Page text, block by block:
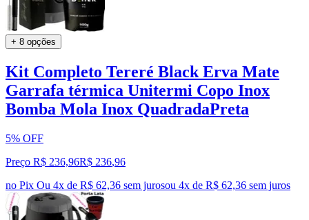
+ 8 opções
Kit Completo Tereré Black Erva Mate
Garrafa térmica Unitermi Copo Inox
Bomba Mola Inox QuadradaPreta
5% OFF
Preço R$ 236,96R$ 236,96
no Pix Ou 4x de R$ 62,36 sem jurosou 4x de R$ 62,36 sem juros